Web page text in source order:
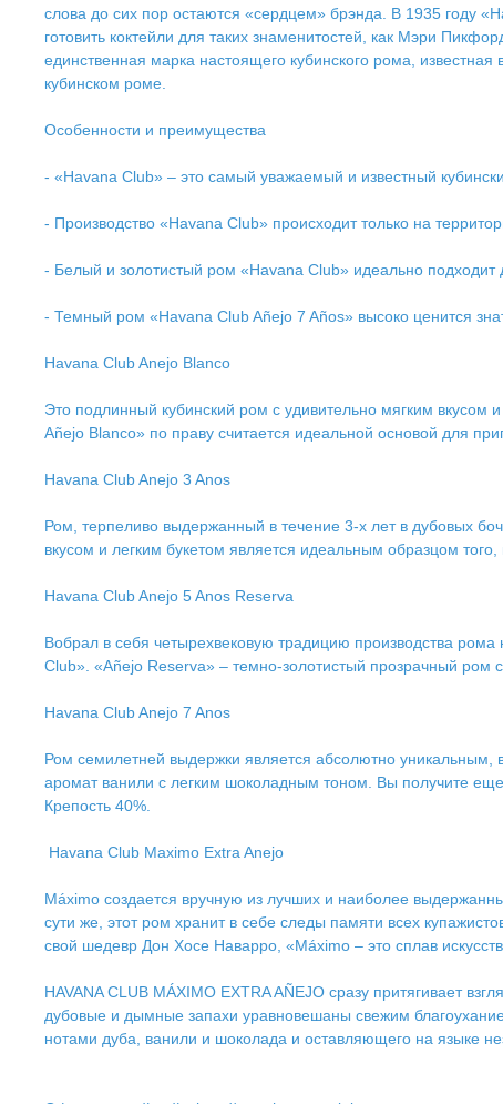
слова до сих пор остаются «сердцем» брэнда. В 1935 году
готовить коктейли для таких знаменитостей, как Мэри
единственная марка настоящего кубинского рома,
кубинском роме.
Особенности и преимущества
- «Havana Club» – это самый уважаемый и известный
- Производство «Havana Club» происходит только на
- Белый и золотистый ром «Havana Club» идеально подходит
- Темный ром «Havana Club Añejo 7 Años» высоко ценится
Havana Club Anejo Blanco
Это подлинный кубинский ром с удивительно мягким вкусом
Añejo Blanco» по праву считается идеальной основой для
Havana Club Anejo 3 Anos
Ром, терпеливо выдержанный в течение 3-х лет в дубовых
вкусом и легким букетом является идеальным образцом
Havana Club Anejo 5 Anos Reserva
Вобрал в себя четырехвековую традицию производства
Club». «Añejo Reserva» – темно-золотистый прозрачный ром
Havana Club Anejo 7 Anos
Ром семилетней выдержки является абсолютно
аромат ванили с легким шоколадным тоном. Вы получите еще
Крепость 40%.
Havana Club Maximo Extra Anejo
Máximo создается вручную из лучших и наиболее
сути же, этот ром хранит в себе следы памяти всех
свой шедевр Дон Хосе Наварро, «Máximo – это сплав
HAVANA CLUB MÁXIMO EXTRA AÑEJO сразу притягивает
дубовые и дымные запахи уравновешаны свежим
нотами дуба, ванили и шоколада и оставляющего на языке